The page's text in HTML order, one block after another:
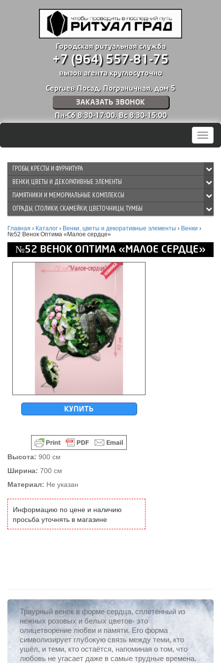
Городская ритуальная служба
+7 (964) 557-81-75
вызов агента круглосуточно
Сергиев Посад, Пограничная, дом 5
ЗАКАЗАТЬ ЗВОНОК
Пн-Сб 8:30-17:00, Вс 8:30-15:00
Меню
ГРОБЫ, КРЕСТЫ И ФУРНИТУРА
ВЕНКИ, ЦВЕТЫ И ДЕКОРАТИВНЫЕ ЭЛЕМЕНТЫ
ПАМЯТНИКИ И МЕМОРИАЛЬНЫЕ КОМПЛЕКСЫ
ОГРАДЫ, СТОЛИКИ, СКАМЕЙКИ, ЦВЕТОЧНИЦЫ, ТУМБЫ
Главная › Каталог › Венки, цветы и декоративные элементы › Венки ›
№52 Венок Оптима «Малое сердце»
№52 ВЕНОК ОПТИМА «МАЛОЕ СЕРДЦЕ»
КУПИТЬ
Высота: 900 см
Ширина: 700 см
Материал: Не указан
Информацию по цене и наличию
просьба уточнять в магазине
Траурный венок в форме сердца, сплетённый из
нежных розовых и белых цветов- это
олицетворение любви и памяти. Его форма
символизирует глубокую связь между теми, кто
ушёл, и теми, кто остаётся, напоминая о том, что
любовь не угасает даже в самые трудные времена.